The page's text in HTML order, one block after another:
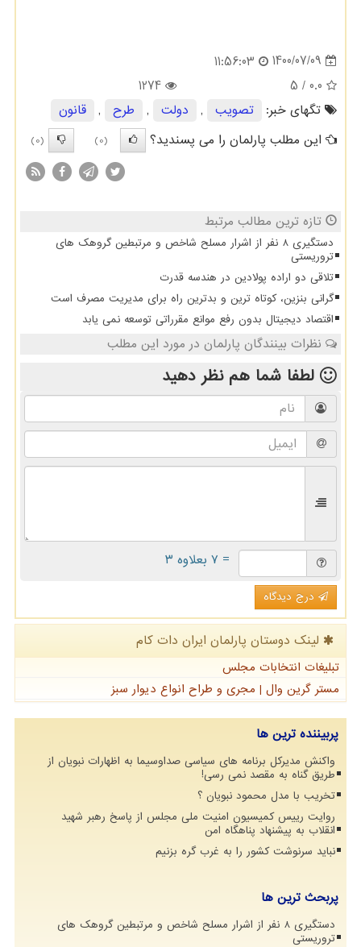
1400/07/09
11:56:03
0.0
/ 5
1274
تگهای خبر:
تصویب , دولت , طرح ,
قانون
این مطلب پارلمان را می پسندید؟
(0)
(0)
تازه ترین مطالب مرتبط
دستگیری 8 نفر از اشرار مسلح شاخص و مرتبطین گروهک های
تروریستی
تلاقی دو اراده پولادین در هندسه قدرت
گرانی بنزین، کوتاه ترین و بدترین راه برای مدیریت مصرف است
اقتصاد دیجیتال بدون رفع موانع مقرراتی توسعه نمی یابد
نظرات بینندگان پارلمان در مورد این مطلب
لطفا شما همنظر دهید
= ۷ بعلاوه ۳
درج دیدگاه
لینک دوستان پارلمان ایران دات كام
تبلیغات انتخابات مجلس
مستر گرین وال | مجری و طراح انواع دیوار سبز
پربیننده ترین ها
واکنش مدیرکل برنامه های سیاسی صداوسیما به اظهارات نبویان از
طریق گناه به مقصد نمی رسی!
تخریب با مدل محمود نبویان ؟
روایت رییس کمیسیون امنیت ملی مجلس از پاسخ رهبر شهید
انقلاب به پیشنهاد پناهگاه امن
نباید سرنوشت کشور را به غرب گره بزنیم
پربحث ترین ها
دستگیری 8 نفر از اشرار مسلح شاخص و مرتبطین گروهک های
تروریستی